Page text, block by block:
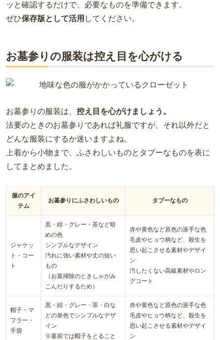
ッと確認するだけで、必要なものを準備できます。
ぜひ保存版として活用 してください。
お墓参りの服装は控え目を心がける
お墓参りの服装は、 控え目を心がけましょう。
法要のときのお墓参りであれば礼服ですが、それ以外だと
どんな服装にするか迷いますよね。
上着から小物まで、ふさわしいものとタブーなものを表に
してまとめました。
服のアイ
テム
お墓参りにふさわしいもの タブーなもの
ジャケッ
ト・コー
ト
黒・紺・グレー・茶など暗
めの色
シンプルなデザイン
汚れに強い素材や丈の短い
もの
（お墓掃除のときしゃがみ
こんだりするため）
赤や黄色など原色の派手な色
毛皮やヒョウ柄など、殺生を
思い起こさせる素材やデザイ
ン
汚したくない高級素材やロン
グコート
帽子・マ
フラー・
手袋
黒・紺・グレー・茶・白な
どの単色でシンプルなデザ
イン
※墓前では帽子をとること
赤や黄色など原色の派手な色
毛皮やヒョウ柄など、殺生を
思い起こさせる素材やデザイ
ン